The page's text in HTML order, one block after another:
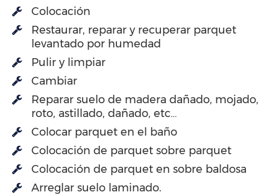
Colocación
Restaurar, reparar y recuperar parquet
levantado por humedad
Pulir y limpiar
Cambiar
Reparar suelo de madera dañado, mojado,
roto, astillado, dañado, etc…
Colocar parquet en el baño
Colocación de parquet sobre parquet
Colocación de parquet en sobre baldosa
Arreglar suelo laminado.